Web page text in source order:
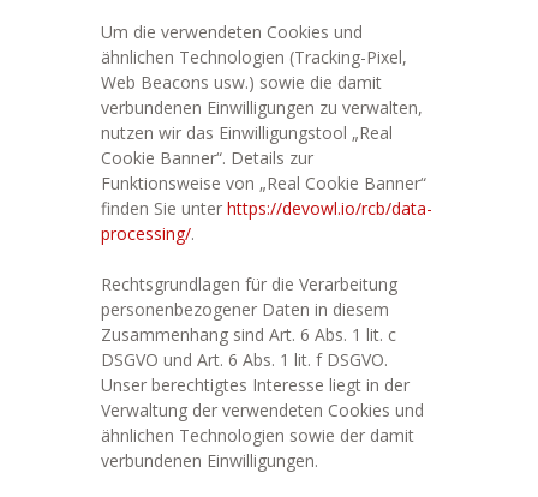
Um die verwendeten Cookies und
ähnlichen Technologien (Tracking-Pixel,
Web Beacons usw.) sowie die damit
verbundenen Einwilligungen zu verwalten,
nutzen wir das Einwilligungstool „Real
Cookie Banner“. Details zur
Funktionsweise von „Real Cookie Banner“
finden Sie unter https://devowl.io/rcb/data-
processing/.
Rechtsgrundlagen für die Verarbeitung
personenbezogener Daten in diesem
Zusammenhang sind Art. 6 Abs. 1 lit. c
DSGVO und Art. 6 Abs. 1 lit. f DSGVO.
Unser berechtigtes Interesse liegt in der
Verwaltung der verwendeten Cookies und
ähnlichen Technologien sowie der damit
verbundenen Einwilligungen.